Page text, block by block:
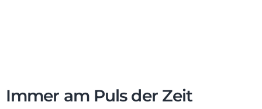
Immer am Puls der Zeit​